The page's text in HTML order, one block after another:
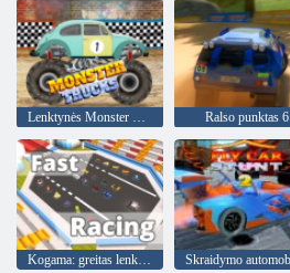
Lenktynės Monster Trucks Ralso punktas 6
Kogama: greitas lenktynės